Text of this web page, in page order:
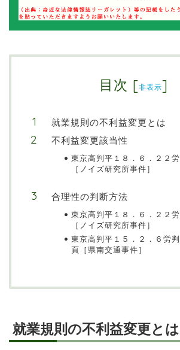
目次 [非表示]
就業規則の不利益変更とは
不利益変更該当性
東京高判平１８．６．２２
［ノイズ研究所事件］
合理性の判断方法
東京高判平１８．６．２２
［ノイズ研究所事件］
東京高判平１５．２．６労
頁［県南交通事件］
就業規則の不利益変更とは